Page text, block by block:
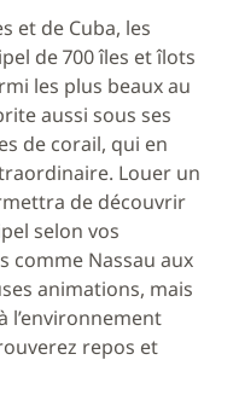
et de Cuba, les
de 700 îles et îlots
les plus beaux au
aussi sous ses
de corail, qui en
Louer un
de découvrir
selon vos
comme Nassau aux
animations, mais
l’environnement
repos et